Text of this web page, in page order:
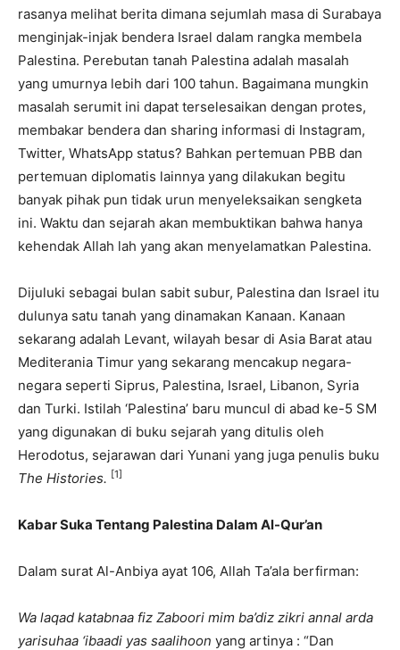
rasanya melihat berita dimana sejumlah masa di Surabaya
menginjak-injak bendera Israel dalam rangka membela
Palestina. Perebutan tanah Palestina adalah masalah
yang umurnya lebih dari 100 tahun. Bagaimana mungkin
masalah serumit ini dapat terselesaikan dengan protes,
membakar bendera dan sharing informasi di Instagram,
Twitter, WhatsApp status? Bahkan pertemuan PBB dan
pertemuan diplomatis lainnya yang dilakukan begitu
banyak pihak pun tidak urun menyeleksaikan sengketa
ini. Waktu dan sejarah akan membuktikan bahwa hanya
kehendak Allah lah yang akan menyelamatkan Palestina.
Dijuluki sebagai bulan sabit subur, Palestina dan Israel itu
dulunya satu tanah yang dinamakan Kanaan. Kanaan
sekarang adalah Levant, wilayah besar di Asia Barat atau
Mediterania Timur yang sekarang mencakup negara-
negara seperti Siprus, Palestina, Israel, Libanon, Syria
dan Turki. Istilah ‘Palestina’ baru muncul di abad ke-5 SM
yang digunakan di buku sejarah yang ditulis oleh
Herodotus, sejarawan dari Yunani yang juga penulis buku
The Histories. [1]
Kabar Suka Tentang Palestina Dalam Al-Qur’an
Dalam surat Al-Anbiya ayat 106, Allah Ta’ala berfirman:
Wa laqad katabnaa fiz Zaboori mim ba’diz zikri annal arda
yarisuhaa ‘ibaadi yas saalihoon yang artinya : “Dan